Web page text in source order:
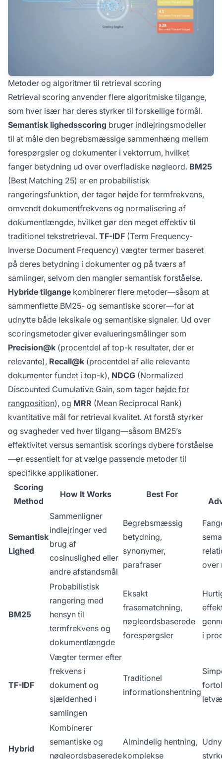
Metoder og algoritmer til retrieval scoring
Retrieval scoring anvender flere algoritmiske tilgange,
som hver især har deres styrker til forskellige formål.
Semantisk lighedsscoring bruger indlejringsmodeller
til at måle den begrebsmæssige sammenhæng mellem
forespørgsler og dokumenter i vektorrum, hvilket
fanger betydning ud over overfladiske nøgleord. BM25
(Best Matching 25) er en probabilistisk
rangeringsfunktion, der tager højde for termfrekvens,
omvendt dokumentfrekvens og normalisering af
dokumentlængde, hvilket gør den meget effektiv til
traditionel tekstretrieval. TF-IDF (Term Frequency-
Inverse Document Frequency) vægter termer baseret
på deres betydning i dokumenter og på tværs af
samlinger, selvom den mangler semantisk forståelse.
Hybride tilgange kombinerer flere metoder—såsom at
sammenflette BM25- og semantiske scorer—for at
udnytte både leksikale og semantiske signaler. Ud over
scoringsmetoder giver evalueringsmålinger som
Precision@k (procentdel af top-k resultater, der er
relevante), Recall@k (procentdel af alle relevante
dokumenter fundet i top-k), NDCG (Normalized
Discounted Cumulative Gain, som tager højde for
rangposition), og MRR (Mean Reciprocal Rank)
kvantitative mål for retrieval kvalitet. At forstå styrker
og svagheder ved hver tilgang—såsom BM25’s
effektivitet versus semantisk scorings dybere forståelse
—er essentielt for at vælge passende metoder til
specifikke applikationer.
Scoring
Method
How It Works Best For
Semantisk
Lighed
Sammenligner
indlejringer ved
brug af
cosinuslighed eller
andre afstandsmål
Begrebsmæssig
betydning,
synonymer,
parafraser
over
BM25
Probabilistisk
rangering med
hensyn til
termfrekvens og
dokumentlængde
Eksakt
frasematchning,
nøgleordsbaserede
forespørgsler
i
TF-IDF
Vægter termer efter
frekvens i
dokument og
sjældenhed i
samlingen
Traditionel
informationshentning
Hybrid
Kombinerer
semantiske og
nøgleordsbaserede
Almindelig hentning,
komplekse